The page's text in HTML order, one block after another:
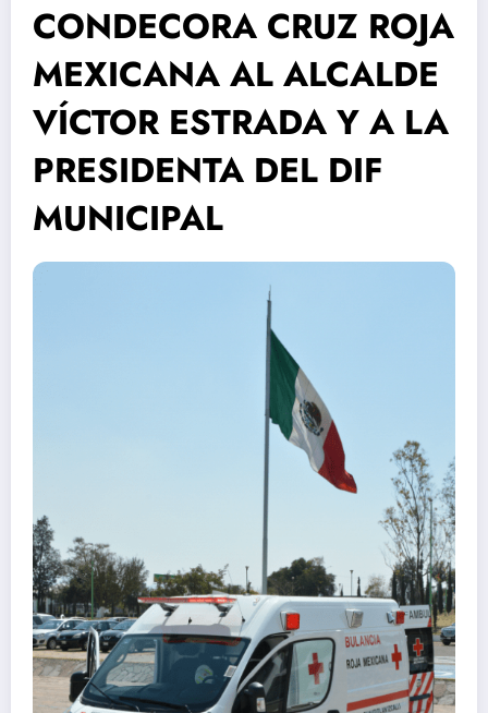
CONDECORA CRUZ ROJA
MEXICANA AL ALCALDE
VÍCTOR ESTRADA Y A LA
PRESIDENTA DEL DIF
MUNICIPAL